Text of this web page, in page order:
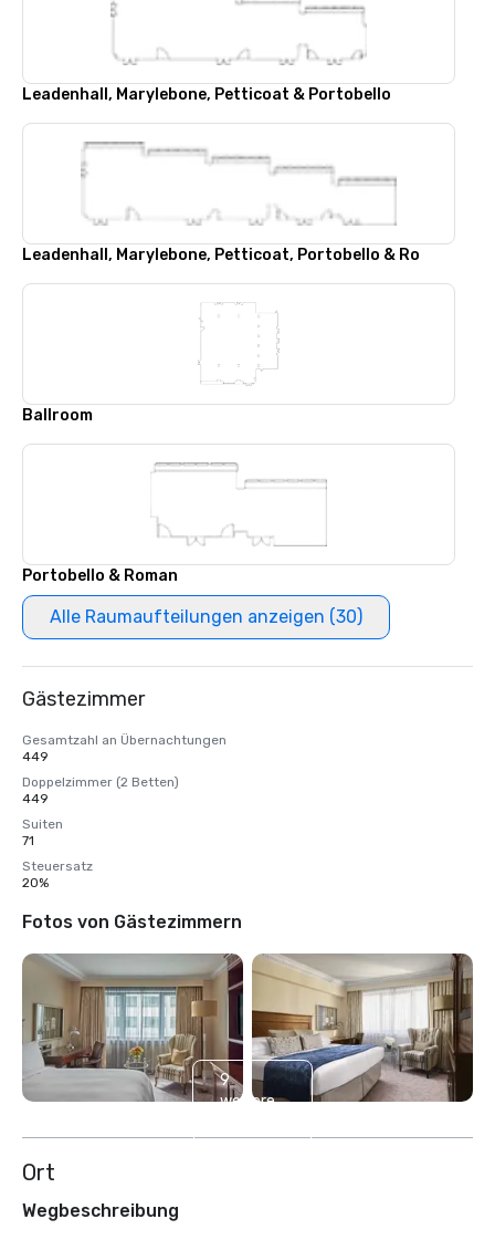
Leadenhall, Marylebone, Petticoat & Portobello
Leadenhall, Marylebone, Petticoat, Portobello & Ro
Ballroom
Portobello & Roman
Alle Raumaufteilungen anzeigen (30)
Gästezimmer
Gesamtzahl an Übernachtungen
449
Doppelzimmer (2 Betten)
449
Suiten
71
Steuersatz
20%
Fotos von Gästezimmern
9
weitere
Ort
Wegbeschreibung